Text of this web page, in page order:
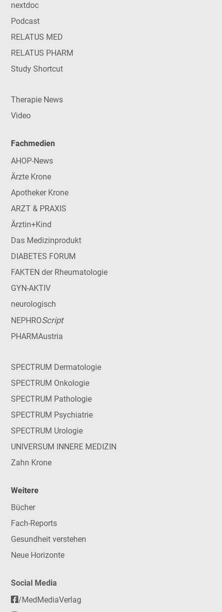
nextdoc
Podcast
RELATUS MED
RELATUS PHARM
Study Shortcut
Therapie News
Video
Fachmedien
AHOP-News
Ärzte Krone
Apotheker Krone
ARZT & PRAXIS
Ärztin+Kind
Das Medizinprodukt
DIABETES FORUM
FAKTEN der Rheumatologie
GYN-AKTIV
neurologisch
NEPHROScript
PHARMAustria
SPECTRUM Dermatologie
SPECTRUM Onkologie
SPECTRUM Pathologie
SPECTRUM Psychiatrie
SPECTRUM Urologie
UNIVERSUM INNERE MEDIZIN
Zahn Krone
Weitere
Bücher
Fach-Reports
Gesundheit verstehen
Neue Horizonte
Social Media
/MedMediaVerlag